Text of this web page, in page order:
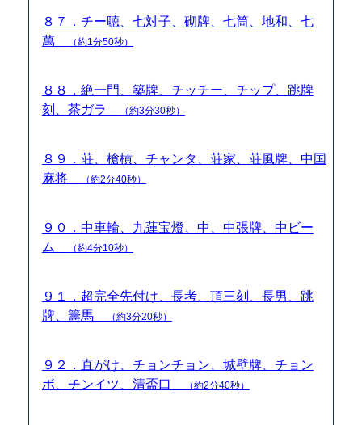
８７．チー聴、七対子、砌牌、七筒、地和、七
萬
（約1分50秒）
８８．絶一門、築牌、チッチー、チップ、跳牌
刻、茶ガラ
（約3分30秒）
８９．荘、槍槓、チャンタ、荘家、荘風牌、中国
麻将
（約2分40秒）
９０．中車輪、九蓮宝燈、中、中張牌、中ビー
ム
（約4分10秒）
９１．超完全先付け、長考、頂三刻、長男、跳
牌、籌馬
（約3分20秒）
９２．直がけ、チョンチョン、城壁牌、チョン
ボ、チンイツ、清盃口
（約2分40秒）